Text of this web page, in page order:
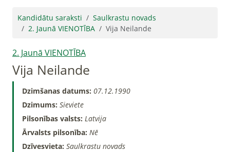
Kandidātu saraksti
Saulkrastu novads
2. Jaunā VIENOTĪBA
Vija Neilande
2. Jaunā VIENOTĪBA
Vija Neilande
Dzimšanas datums: 07.12.1990
Dzimums: Sieviete
Pilsonības valsts: Latvija
Ārvalsts pilsonība: Nē
Dzīvesvieta: Saulkrastu novads